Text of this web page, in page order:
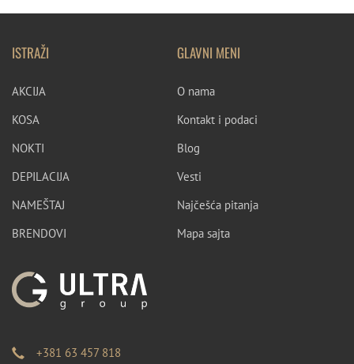
ISTRAŽI
AKCIJA
KOSA
NOKTI
DEPILACIJA
NAMEŠTAJ
BRENDOVI
GLAVNI MENI
O nama
Kontakt i podaci
Blog
Vesti
Najčešća pitanja
Mapa sajta
+381 63 457 818